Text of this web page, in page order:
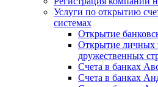
Услуги по открытию
системах
Открытие
Открытие личных
дружественных
Счета в банках
Счета в банках